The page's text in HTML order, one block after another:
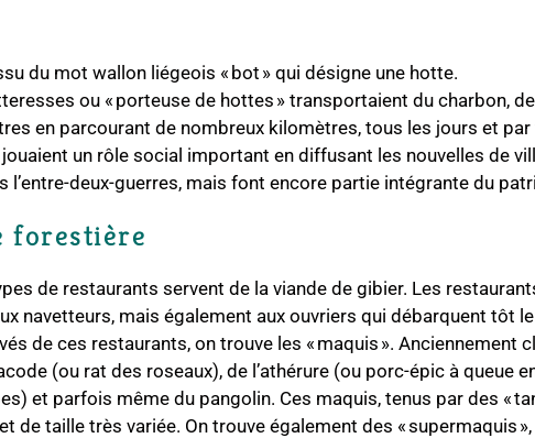
du mot wallon liégeois « bot » qui désigne une hotte.
ou « porteuse de hottes » transportaient du charbon,
en parcourant de nombreux kilomètres, tous les jours et
un rôle social important en diffusant les nouvelles de
deux-guerres, mais font encore partie intégrante du
forestière
de restaurants servent de la viande de gibier. Les
navetteurs, mais également aux ouvriers qui débarquent tôt le
de ces restaurants, on trouve les « maquis ». Anciennement
(ou rat des roseaux), de l’athérure (ou porc-épic à queue
et parfois même du pangolin. Ces maquis, tenus par des «
de taille très variée. On trouve également des « supermaquis